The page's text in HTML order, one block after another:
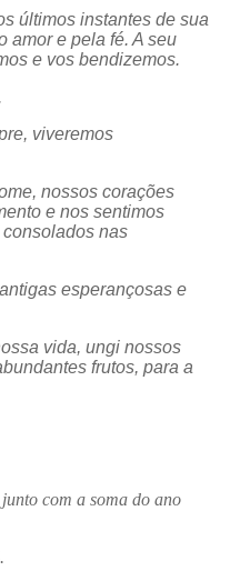
últimos instantes de sua
amor e pela fé. A seu
e vos bendizemos.
viveremos
nossos corações
e nos sentimos
nas
esperançosas e
vida, ungi nossos
frutos, para a
com a soma do ano